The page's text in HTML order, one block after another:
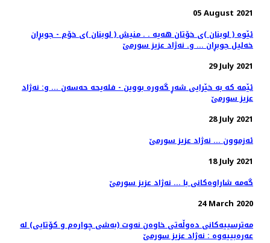
05 August 2021
ئێوه ‌( لوبنان )ی خۆتان هه‌یه‌ . . منیش ( لوبنان )ی خۆم - جوبڕان
خه‌لیل جوبڕان ... و. نه‌ژاد عزیز سورمێ
29 July 2021
ئێمه‌ كه‌ به‌ خێرایی شه‌ڕ گه‌وره‌ بووین - فله‌یحه حه‌سه‌ن‌ ... و: نه‌ژاد
عزیز سورمێ
28 July 2021
ئەزموون ... نەژاد عزیز سورمێ
18 July 2021
گه‌مه‌ شاراوه‌كانی با ... نه‌ژاد عزیز سورمێ
24 March 2020
مه‌ترسییه‌كانی ده‌وڵه‌تی خاوه‌ن نه‌وت (به‌شی چواره‌م و كۆتایی) له‌
عه‌ره‌بییه‌وه‌ : نه‌ژاد عزیز سورمێ